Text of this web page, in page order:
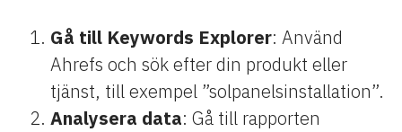
Gå till Keywords Explorer: Använd
Ahrefs och sök efter din produkt eller
tjänst, till exempel ”solpanelsinstallation”.
Analysera data: Gå till rapporten